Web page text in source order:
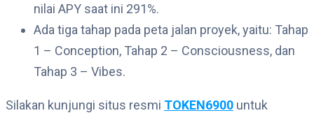
nilai APY saat ini 291%.
Ada tiga tahap pada peta jalan proyek, yaitu: Tahap
1 – Conception, Tahap 2 – Consciousness, dan
Tahap 3 – Vibes.
Silakan kunjungi situs resmi TOKEN6900 untuk